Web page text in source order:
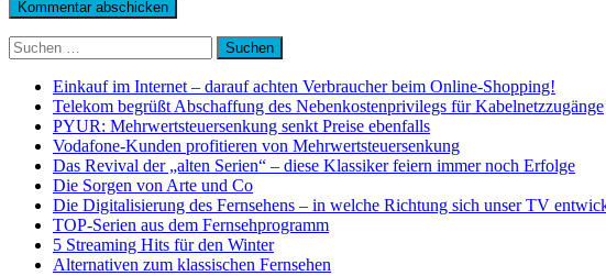
Suchen
nach:
Einkauf im Internet – darauf achten Verbraucher beim Online-Shopping!
Telekom begrüßt Abschaffung des Nebenkostenprivilegs für Kabelnetzzugänge
PYUR: Mehrwertsteuersenkung senkt Preise ebenfalls
Vodafone-Kunden profitieren von Mehrwertsteuersenkung
Das Revival der „alten Serien“ – diese Klassiker feiern immer noch Erfolge
Die Sorgen von Arte und Co
Die Digitalisierung des Fernsehens – in welche Richtung sich unser TV
TOP-Serien aus dem Fernsehprogramm
5 Streaming Hits für den Winter
Alternativen zum klassischen Fernsehen